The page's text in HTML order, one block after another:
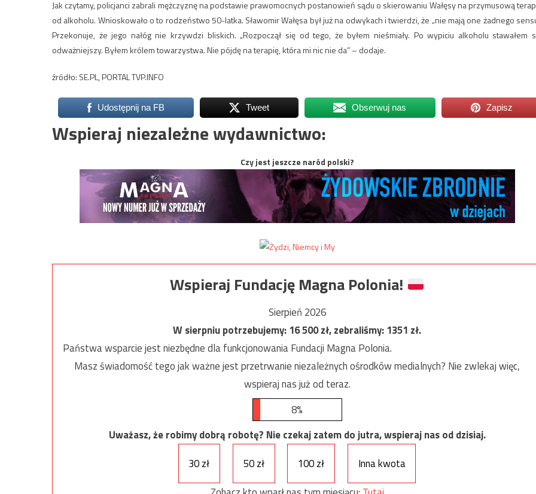
Jak czytamy, policjanci zabrali mężczyznę na podstawie prawomocnych postanowień sądu o skierowaniu Wałęsy na przymusową
od alkoholu. Wnioskowało o to rodzeństwo 50-latka. Sławomir Wałęsa był już na odwykach i twierdzi, że „nie mają one żadnego
Przekonuje, że jego nałóg nie krzywdzi bliskich. „Rozpoczął się od tego, że byłem nieśmiały. Po wypiciu alkoholu stawałem
odważniejszy. Byłem królem towarzystwa. Nie pójdę na terapię, która mi nic nie da” – dodaje.
źródło: SE.PL, PORTAL TVP.INFO
Udostępnij na FB Tweet Obserwuj nas Zapisz
Wspieraj niezależne wydawnictwo:
Czy jest jeszcze naród polski?
Wspieraj Fundację Magna Polonia!
Sierpień 2026
W sierpniu potrzebujemy:16 500zł, zebraliśmy:1351 zł.
Państwa wsparcie jest niezbędne dla funkcjonowania Fundacji Magna Polonia.
Masz świadomość tego jak ważne jest przetrwanie niezależnych ośrodków medialnych? Nie zwlekaj więc,
wspieraj nas już od teraz.
8%
Uważasz, że robimy dobrą robotę? Nie czekaj zatem do jutra, wspieraj nas od dzisiaj.
30 zł
50 zł 100 zł
Inna kwota